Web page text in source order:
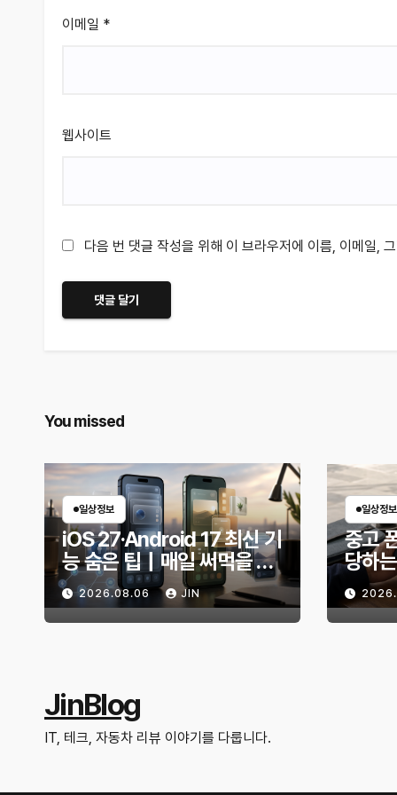
이메일 *
웹사이트
다음 번 댓글 작성을 위해 이 브라우저에 이름, 이메일,
You missed
일상정보
iOS 27·Android 17 최신 기
능 숨은 팁｜매일 써먹을 만
한 기능만 골랐다
2026.08.06 JIN
일상정보
중고
당하
전 무
JinBlog
IT, 테크, 자동차 리뷰 이야기를 다룹니다.